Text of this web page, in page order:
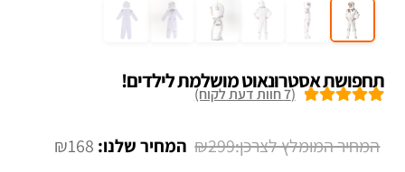
תחפושת אסטרונאוט מושלמת לילדים!
(
7חוות דעת לקוח)
₪299
המחיר
₪168 המחיר